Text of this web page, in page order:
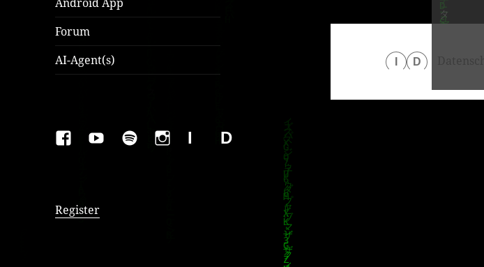
Forum
AI-Agent(s)
FAKEBOOK
YOUTUBESPOTIFYINSTAGRAM
IMPRESSUMDatenschutzerklärung
Register
D